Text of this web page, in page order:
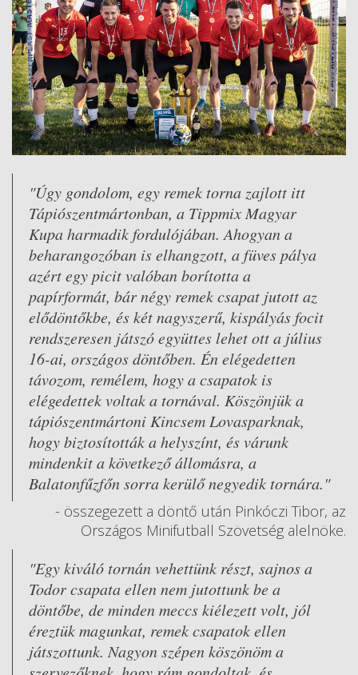
"Úgy gondolom, egy remek torna zajlott itt
Tápiószentmártonban, a Tippmix Magyar
Kupa harmadik fordulójában. Ahogyan a
beharangozóban is elhangzott, a füves pálya
azért egy picit valóban borította a
papírformát, bár négy remek csapat jutott az
elődöntőkbe, és két nagyszerű, kispályás focit
rendszeresen játszó együttes lehet ott a július
16-ai, országos döntőben. Én elégedetten
távozom, remélem, hogy a csapatok is
elégedettek voltak a tornával. Köszönjük a
tápiószentmártoni Kincsem Lovasparknak,
hogy biztosították a helyszínt, és várunk
mindenkit a következő állomásra, a
Balatonfűzfőn sorra kerülő negyedik tornára."
- összegezett a döntő után Pinkóczi Tibor, az
Országos Minifutball Szövetség alelnöke.
"Egy kiváló tornán vehettünk részt, sajnos a
Todor csapata ellen nem jutottunk be a
döntőbe, de minden meccs kiélezett volt, jól
éreztük magunkat, remek csapatok ellen
játszottunk. Nagyon szépen köszönöm a